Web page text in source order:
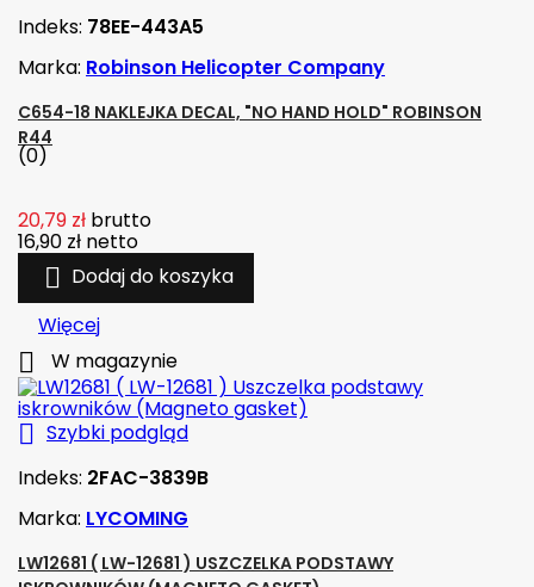
Indeks: 78EE-443A5
Marka: Robinson Helicopter Company
C654-18 NAKLEJKA DECAL, "NO HAND HOLD" ROBINSON
R44
(0)
20,79 zł brutto
16,90 zł netto
 Dodaj do koszyka
Więcej
 W magazynie
 Szybki podgląd
Indeks: 2FAC-3839B
Marka: LYCOMING
LW12681 ( LW-12681 ) USZCZELKA PODSTAWY